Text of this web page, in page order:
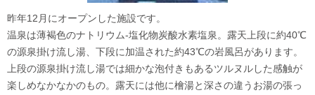
昨年12月にオープンした施設です。
温泉は薄褐色のナトリウム-塩化物炭酸水素塩泉。露天上段に約40℃
の源泉掛け流し湯、下段に加温された約43℃の岩風呂があります。
上段の源泉掛け流し湯では細かな泡付きもあるツルヌルした感触が
楽しめなかなかのもの。露天には他に檜湯と深さの違うお湯の張っ